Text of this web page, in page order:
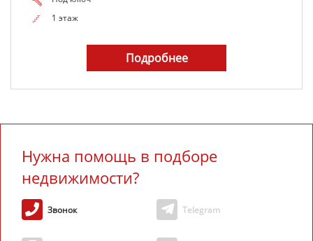
1 этаж
Подробнее
Нужна помощь в подборе
недвижимости?
Звонок Telegram